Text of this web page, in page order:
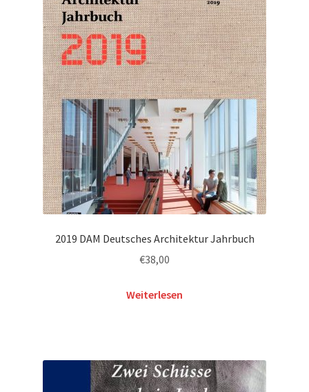
2019 DAM Deutsches Architektur Jahrbuch
€38,00
Weiterlesen